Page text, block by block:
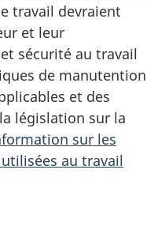
travail devraient
et leur
sécurité au travail
de manutention
et des
législation sur la
sur les
au travail